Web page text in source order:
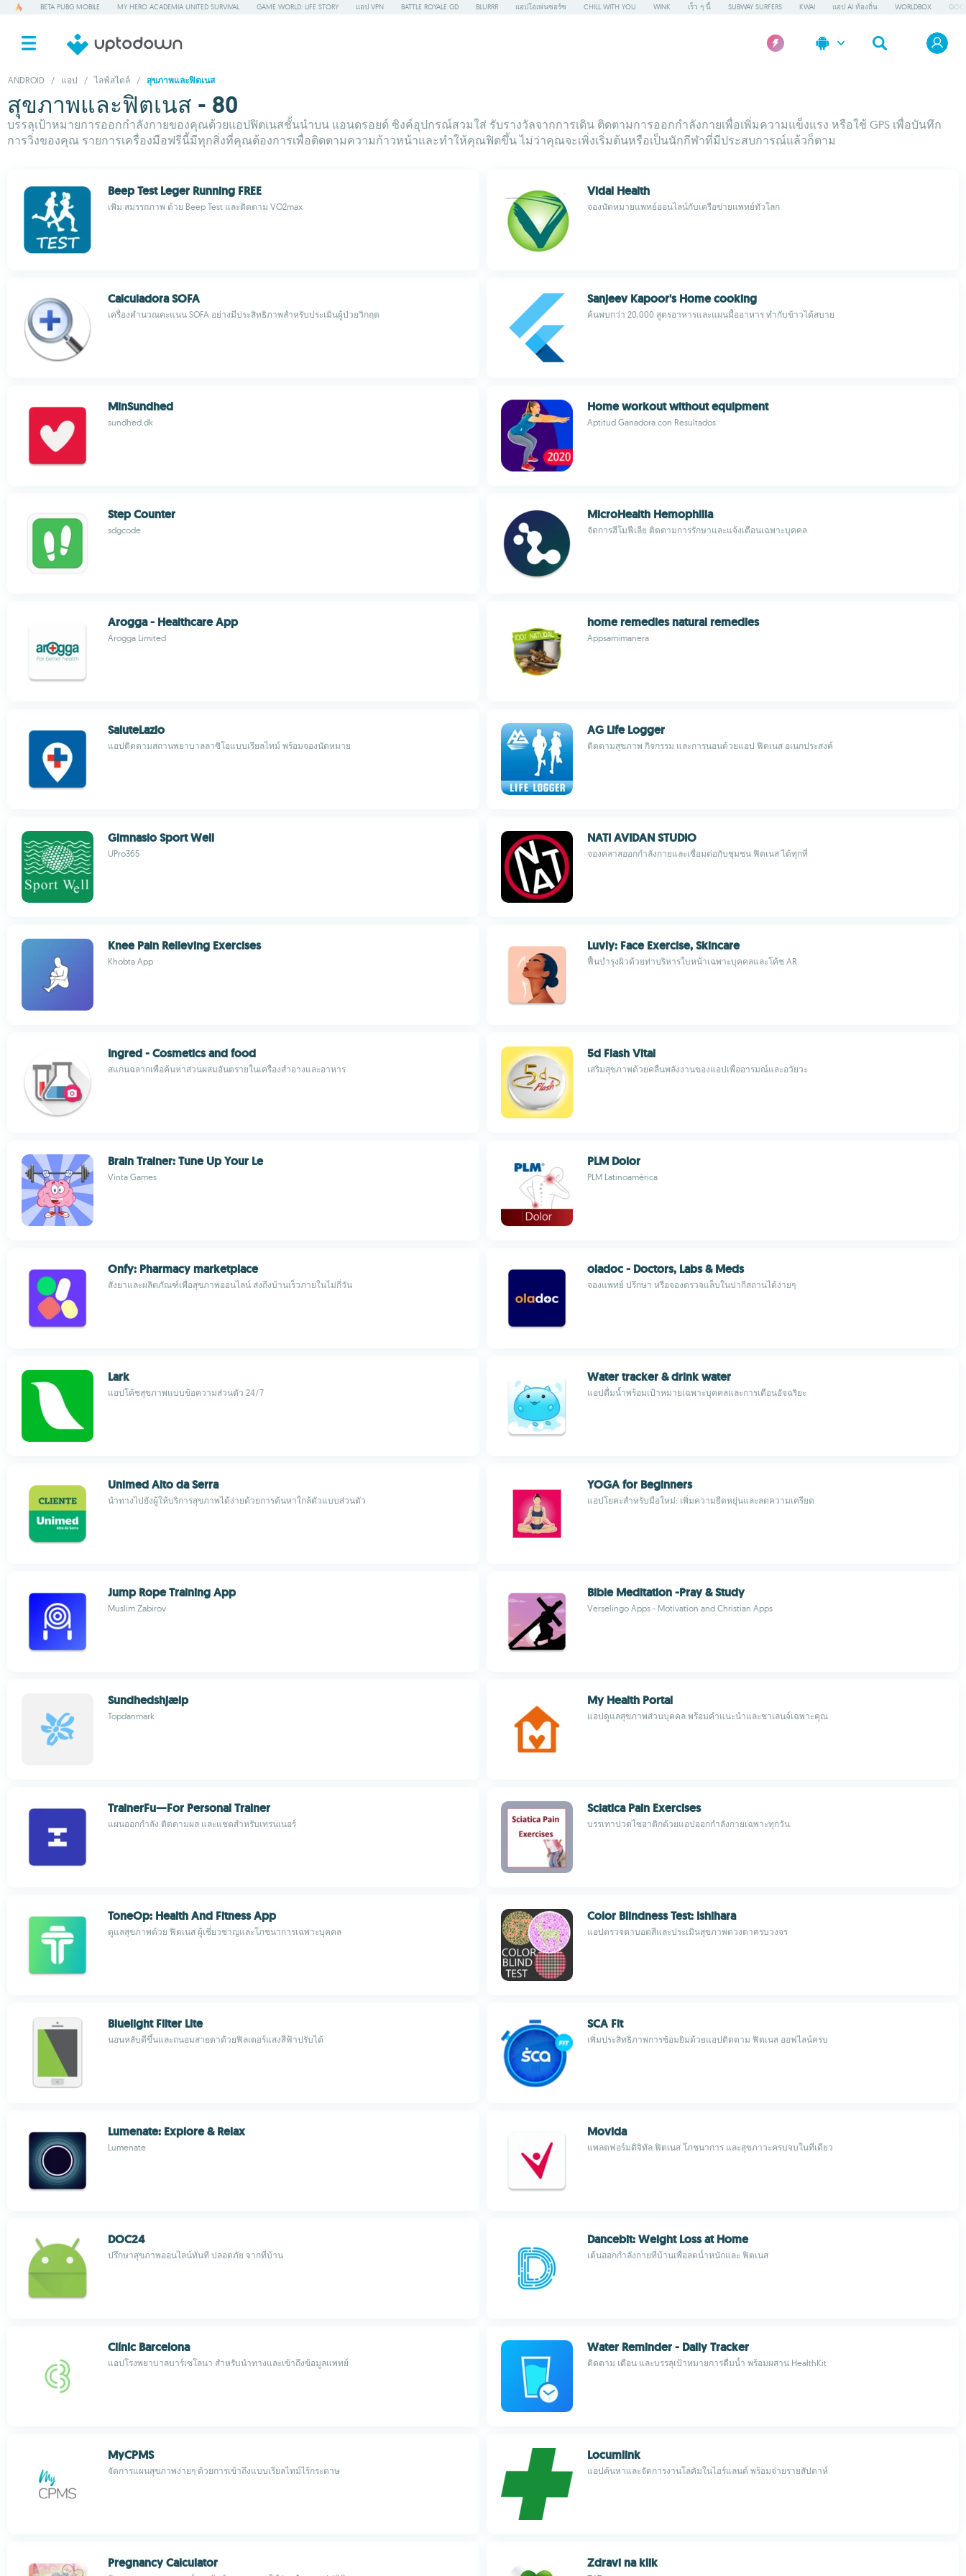
BETA PUBG MOBILE MY HERO ACADEMIA UNITED SURVIVAL GAME WORLD: LIFE STORY แอป VPN BATTLE ROYALE GD BLURRR แอปโอเพ่นซอร์ซ CHILL WITH YOU WINK เร็ว ๆ นี้ SUBWAY SURFERS KWAI แอป AI ท้องถิ่น WORLDBOX
ANDROID / แอป / ไลฟ์สไตล์ / สุขภาพและฟิตเนส
สุขภาพและฟิตเนส - 80
บรรลุเป้าหมายการออกกำลังกายของคุณด้วยแอปฟิตเนสชั้นนำบน แอนดรอยด์ ซิงค์อุปกรณ์สวมใส่ รับรางวัลจากการเดิน ติดตามการออกกำลังกายเพื่อเพิ่มความแข็งแรง หรือใช้ GPS เพื่อบันทึก
การวิ่งของคุณ รายการเครื่องมือฟรีนี้มีทุกสิ่งที่คุณต้องการเพื่อติดตามความก้าวหน้าและทำให้คุณฟิตขึ้น ไม่ว่าคุณจะเพิ่งเริ่มต้นหรือเป็นนักกีฬาที่มีประสบการณ์แล้วก็ตาม
Beep Test Leger Running FREE
เพิ่ม สมรรถภาพ ด้วย Beep Test และติดตาม VO2max
Vidal Health
จองนัดหมายแพทย์ออนไลน์กับเครือข่ายแพทย์ทั่วโลก
Calculadora SOFA
เครื่องคำนวณคะแนน SOFA อย่างมีประสิทธิภาพสำหรับประเมินผู้ป่วยวิกฤต
Sanjeev Kapoor's Home cooking
ค้นพบกว่า 20,000 สูตรอาหารและแผนมื้ออาหาร ทำกับข้าวได้สบาย
MinSundhed
sundhed.dk
Home workout without equipment
Aptitud Ganadora con Resultados
Step Counter
sdgcode
MicroHealth Hemophilia
จัดการฮีโมฟีเลีย ติดตามการรักษาและแจ้งเตือนเฉพาะบุคคล
Arogga - Healthcare App
Arogga Limited
home remedies natural remedies
Appsamimanera
SaluteLazio
แอปติดตามสถานพยาบาลลาซิโอแบบเรียลไทม์ พร้อมจองนัดหมาย
AG Life Logger
ติดตามสุขภาพ กิจกรรม และการนอนด้วยแอป ฟิตเนส อเนกประสงค์
Gimnasio Sport Well
UPro365
NATI AVIDAN STUDIO
จองคลาสออกกำลังกายและเชื่อมต่อกับชุมชน ฟิตเนส ได้ทุกที่
Knee Pain Relieving Exercises
Khobta App
Luvly: Face Exercise, Skincare
ฟื้นบำรุงผิวด้วยท่าบริหารใบหน้าเฉพาะบุคคลและโค้ช AR
Ingred - Cosmetics and food
สแกนฉลากเพื่อค้นหาส่วนผสมอันตรายในเครื่องสำอางและอาหาร
5d Flash Vital
เสริมสุขภาพด้วยคลื่นพลังงานของแอปเพื่ออารมณ์และอวัยวะ
Brain Trainer: Tune Up Your Le
Vinta Games
PLM Dolor
PLM Latinoamérica
Onfy: Pharmacy marketplace
สั่งยาและผลิตภัณฑ์เพื่อสุขภาพออนไลน์ ส่งถึงบ้านเร็วภายในไม่กี่วัน
oladoc - Doctors, Labs & Meds
จองแพทย์ ปรึกษา หรือจองตรวจแล็บในปากีสถานได้ง่ายๆ
Lark
แอปโค้ชสุขภาพแบบข้อความส่วนตัว 24/7
Water tracker & drink water
แอปดื่มน้ำพร้อมเป้าหมายเฉพาะบุคคลและการเตือนอัจฉริยะ
Unimed Alto da Serra
นำทางไปยังผู้ให้บริการสุขภาพได้ง่ายด้วยการค้นหาใกล้ตัวแบบส่วนตัว
YOGA for Beginners
แอปโยคะสำหรับมือใหม่: เพิ่มความยืดหยุ่นและลดความเครียด
Jump Rope Training App
Muslim Zabirov
Bible Meditation -Pray & Study
Verselingo Apps - Motivation and Christian Apps
Sundhedshjælp
Topdanmark
My Health Portal
แอปดูแลสุขภาพส่วนบุคคล พร้อมคำแนะนำและชาเลนจ์เฉพาะคุณ
TrainerFu—For Personal Trainer
แผนออกกำลัง ติดตามผล และแชตสำหรับเทรนเนอร์
Sciatica Pain Exercises
บรรเทาปวดไซอาติกด้วยแอปออกกำลังกายเฉพาะทุกวัน
ToneOp: Health And Fitness App
ดูแลสุขภาพด้วย ฟิตเนส ผู้เชี่ยวชาญและโภชนาการเฉพาะบุคคล
Color Blindness Test: Ishihara
แอปตรวจตาบอดสีและประเมินสุขภาพดวงตาครบวงจร
Bluelight Filter Lite
นอนหลับดีขึ้นและถนอมสายตาด้วยฟิลเตอร์แสงสีฟ้าปรับได้
SCA Fit
เพิ่มประสิทธิภาพการซ้อมยิมด้วยแอปติดตาม ฟิตเนส ออฟไลน์ครบ
Lumenate: Explore & Relax
Lumenate
Movida
แพลตฟอร์มดิจิทัล ฟิตเนส โภชนาการ และสุขภาวะครบจบในที่เดียว
DOC24
ปรึกษาสุขภาพออนไลน์ทันที ปลอดภัย จากที่บ้าน
Dancebit: Weight Loss at Home
เต้นออกกำลังกายที่บ้านเพื่อลดน้ำหนักและ ฟิตเนส
Clínic Barcelona
แอปโรงพยาบาลบาร์เซโลนา สำหรับนำทางและเข้าถึงข้อมูลแพทย์
Water Reminder - Daily Tracker
ติดตาม เตือน และบรรลุเป้าหมายการดื่มน้ำ พร้อมผสาน HealthKit
MyCPMS
จัดการแผนสุขภาพง่ายๆ ด้วยการเข้าถึงแบบเรียลไทม์ไร้กระดาษ
Locumlink
แอปค้นหาและจัดการงานโลคัมในไอร์แลนด์ พร้อมจ่ายรายสัปดาห์
Pregnancy Calculator Zdravi na klik